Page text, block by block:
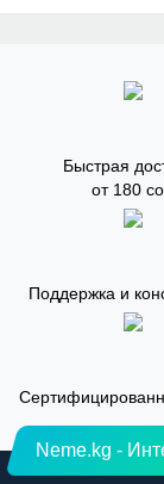
Быстрая
от 180
Поддержка и
Neme.kg -